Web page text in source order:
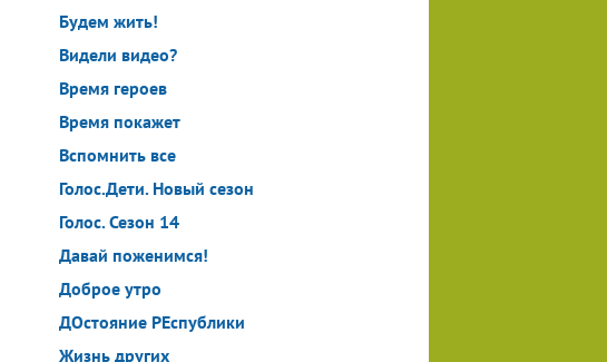
Будем жить!
Видели видео?
Время героев
Время покажет
Вспомнить все
Голос.Дети. Новый сезон
Голос. Сезон 14
Давай поженимся!
Доброе утро
ДОстояние РЕспублики
Жизнь других